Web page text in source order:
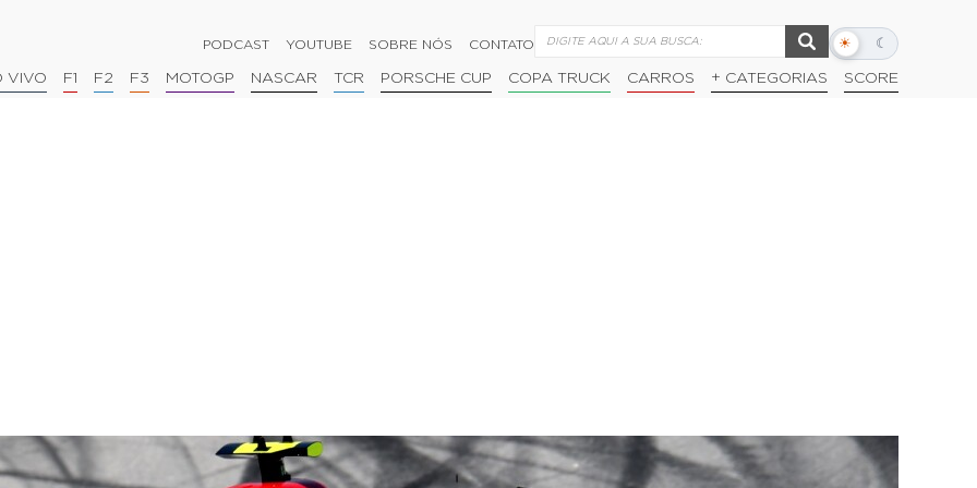
PODCAST YOUTUBE SOBRE NÓS CONTATO ☀ ☾
Alternar
escuro
VIVO F1 F2 F3 MOTOGP NASCAR TCR PORSCHE CUP COPA TRUCK CARROS + CATEGORIAS SCORE